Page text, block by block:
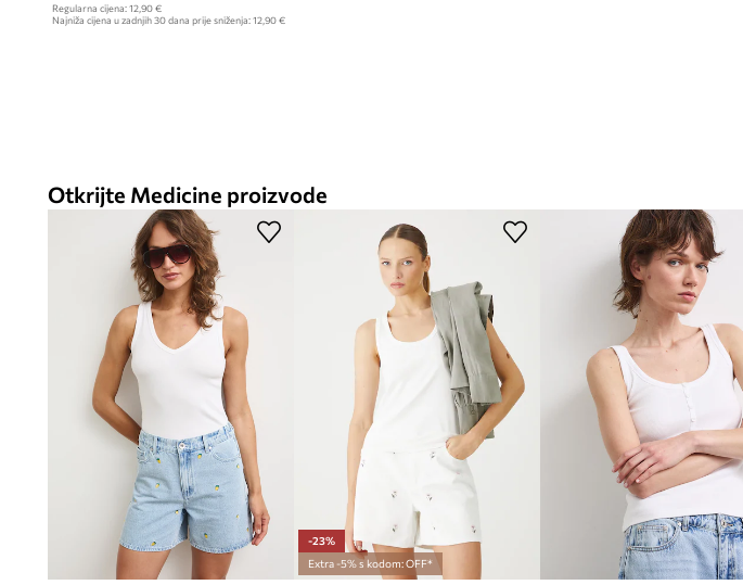
Regularna cijena: 12,90 €
Najniža cijena u zadnjih 30 dana prije sniženja: 12,90 €
Otkrijte Medicine proizvode
-23%
Extra -5% s kodom: OFF*